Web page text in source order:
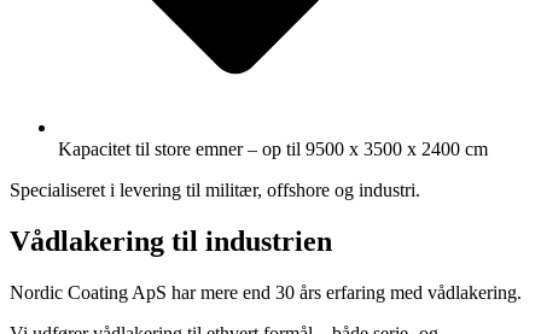
Kapacitet til store emner – op til 9500 x 3500 x 2400 cm
Specialiseret i levering til militær, offshore og industri.
Vådlakering til industrien
Nordic Coating ApS har mere end 30 års erfaring med vådlakering.